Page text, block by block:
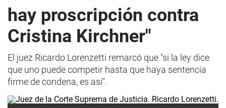
hay proscripción contra
Cristina Kirchner"
El juez Ricardo Lorenzetti remarcó que "si la ley dice
que uno puede competir hasta que haya sentencia
firme de condena, es así".